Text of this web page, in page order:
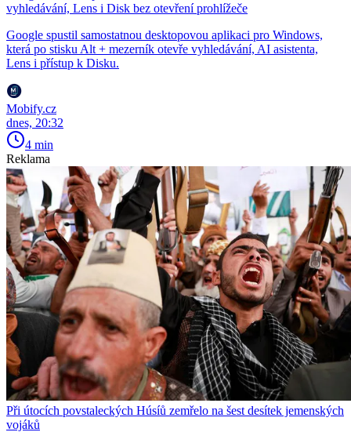
vyhledávání, Lens i Disk bez otevření prohlížeče
Google spustil samostatnou desktopovou aplikaci pro Windows,
která po stisku Alt + mezerník otevře vyhledávání, AI asistenta,
Lens i přístup k Disku.
Mobify.cz
dnes, 20:32
4 min
Reklama
Při útocích povstaleckých Húsíů zemřelo na šest desítek jemenských
vojáků